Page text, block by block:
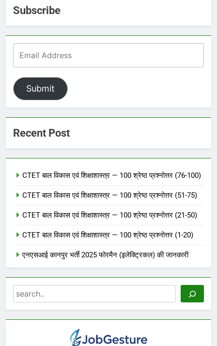
Subscribe
Submit
Recent Post
CTET बाल विकास एवं शिक्षाशास्त्र — 100 श्रेष्ठ प्रश्नोत्तर (76-100)
CTET बाल विकास एवं शिक्षाशास्त्र — 100 श्रेष्ठ प्रश्नोत्तर (51-75)
CTET बाल विकास एवं शिक्षाशास्त्र — 100 श्रेष्ठ प्रश्नोत्तर (21-50)
CTET बाल विकास एवं शिक्षाशास्त्र — 100 श्रेष्ठ प्रश्नोत्तर (1-20)
एनएसआई कानपुर भर्ती 2025 फोरमैन (इलेक्ट्रिकल) की जानकारी
Search